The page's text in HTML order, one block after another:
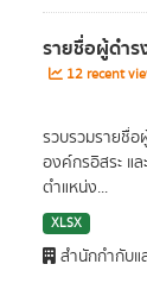
รายชื่อผู้ดำ
12 recent
รวบรวมรายชื่อ
องค์กรอิสระ แ
ตำแหน่ง...
XLSX
สำนักกำกับแ